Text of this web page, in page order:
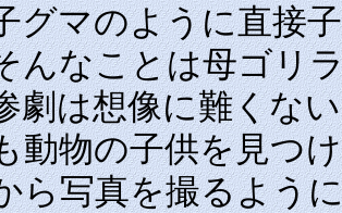
グマのように直接
んなことは母ゴリ
劇は想像に難くな
動物の子供を見つ
ら写真を撮るよう